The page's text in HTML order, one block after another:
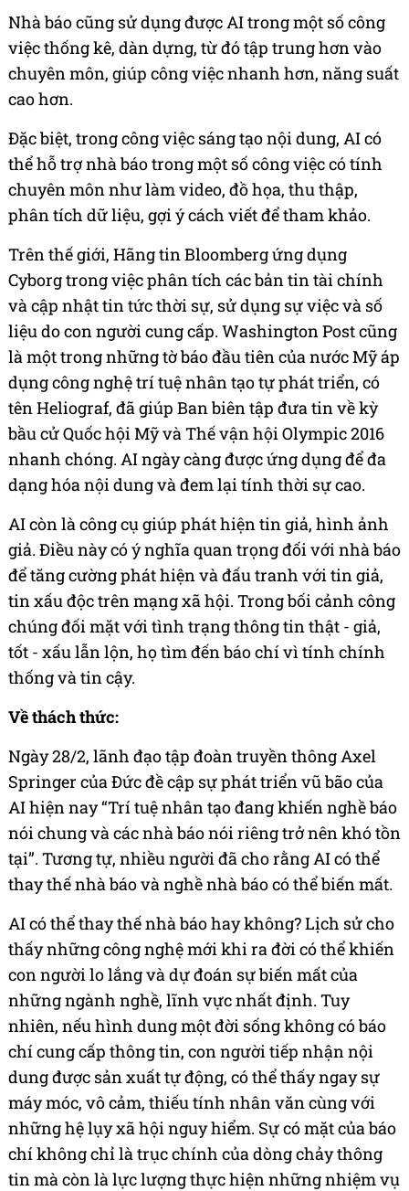
Nhà báo cũng sử dụng được AI trong một số công
việc thống kê, dàn dựng, từ đó tập trung hơn vào
chuyên môn, giúp công việc nhanh hơn, năng suất
cao hơn.
Đặc biệt, trong công việc sáng tạo nội dung, AI có
thể hỗ trợ nhà báo trong một số công việc có tính
chuyên môn như làm video, đồ họa, thu thập,
phân tích dữ liệu, gợi ý cách viết để tham khảo.
Trên thế giới, Hãng tin Bloomberg ứng dụng
Cyborg trong việc phân tích các bản tin tài chính
và cập nhật tin tức thời sự, sử dụng sự việc và số
liệu do con người cung cấp. Washington Post cũng
là một trong những tờ báo đầu tiên của nước Mỹ áp
dụng công nghệ trí tuệ nhân tạo tự phát triển, có
tên Heliograf, đã giúp Ban biên tập đưa tin về kỳ
bầu cử Quốc hội Mỹ và Thế vận hội Olympic 2016
nhanh chóng. AI ngày càng được ứng dụng để đa
dạng hóa nội dung và đem lại tính thời sự cao.
AI còn là công cụ giúp phát hiện tin giả, hình ảnh
giả. Điều này có ý nghĩa quan trọng đối với nhà báo
để tăng cường phát hiện và đấu tranh với tin giả,
tin xấu độc trên mạng xã hội. Trong bối cảnh công
chúng đối mặt với tình trạng thông tin thật - giả,
tốt - xấu lẫn lộn, họ tìm đến báo chí vì tính chính
thống và tin cậy.
Về thách thức:
Ngày 28/2, lãnh đạo tập đoàn truyền thông Axel
Springer của Đức đề cập sự phát triển vũ bão của
AI hiện nay “Trí tuệ nhân tạo đang khiến nghề báo
nói chung và các nhà báo nói riêng trở nên khó tồn
tại”. Tương tự, nhiều người đã cho rằng AI có thể
thay thế nhà báo và nghề nhà báo có thể biến mất.
AI có thể thay thế nhà báo hay không? Lịch sử cho
thấy những công nghệ mới khi ra đời có thể khiến
con người lo lắng và dự đoán sự biến mất của
những ngành nghề, lĩnh vực nhất định. Tuy
nhiên, nếu hình dung một đời sống không có báo
chí cung cấp thông tin, con người tiếp nhận nội
dung được sản xuất tự động, có thể thấy ngay sự
máy móc, vô cảm, thiếu tính nhân văn cùng với
những hệ lụy xã hội nguy hiểm. Sự có mặt của báo
chí không chỉ là trục chính của dòng chảy thông
tin mà còn là lực lượng thực hiện những nhiệm vụ